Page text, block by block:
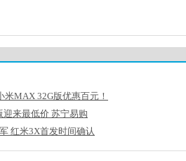
米MAX 32G版优惠百元！
迎来最低价 苏宁易购
红米3X首发时间确认